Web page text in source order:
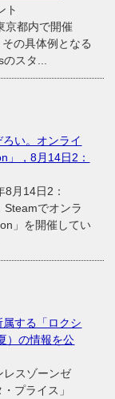
ト
京都内で開催
の具体例となる
スタ...
い。オンライ
」，8月14日2：
月14日2：
でオンラ
」を開催してい
属する「ロクシ
）の情報を公
スゾーンゼ
プライス」